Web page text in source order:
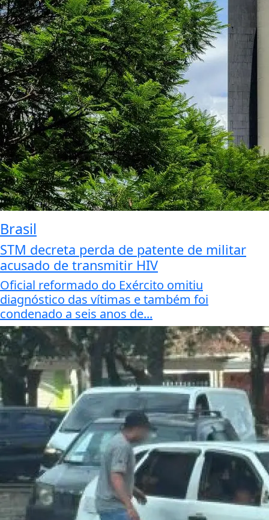
Brasil
STM decreta perda de patente de militar
acusado de transmitir HIV
Oficial reformado do Exército omitiu
diagnóstico das vítimas e também foi
condenado a seis anos de...